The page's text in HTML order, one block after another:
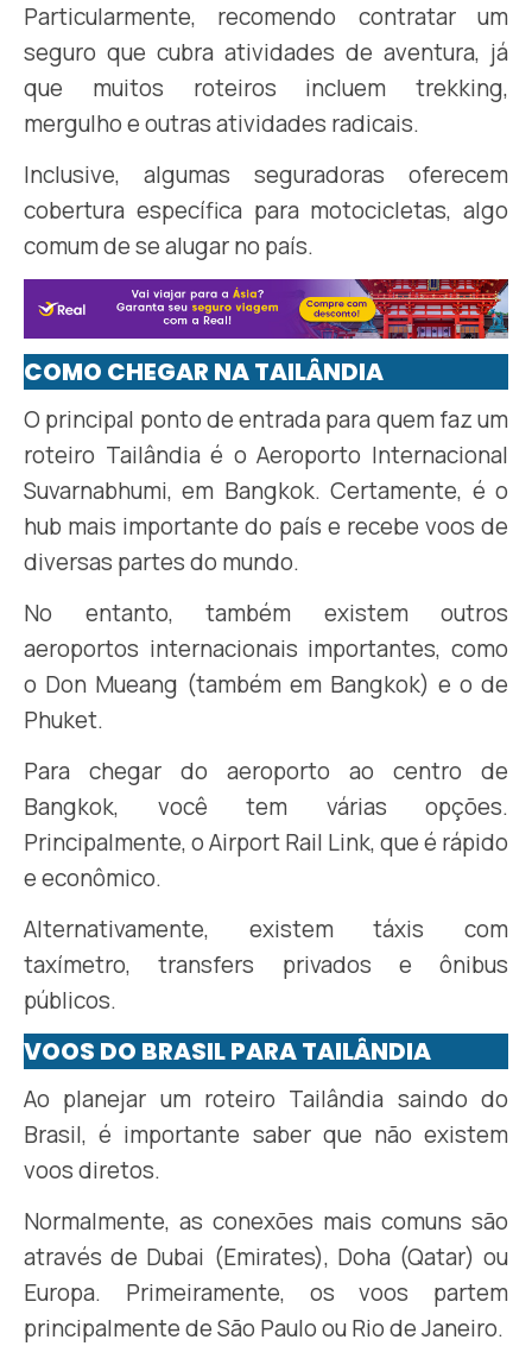
Particularmente, recomendo contratar um
seguro que cubra atividades de aventura, já
que muitos roteiros incluem trekking,
mergulho e outras atividades radicais.
Inclusive, algumas seguradoras oferecem
cobertura específica para motocicletas, algo
comum de se alugar no país.
COMO CHEGAR NA TAILÂNDIA
O principal ponto de entrada para quem faz um
roteiro Tailândia é o Aeroporto Internacional
Suvarnabhumi, em Bangkok. Certamente, é o
hub mais importante do país e recebe voos de
diversas partes do mundo.
No entanto, também existem outros
aeroportos internacionais importantes, como
o Don Mueang (também em Bangkok) e o de
Phuket.
Para chegar do aeroporto ao centro de
Bangkok, você tem várias opções.
Principalmente, o Airport Rail Link, que é rápido
e econômico.
Alternativamente, existem táxis com
taxímetro, transfers privados e ônibus
públicos.
VOOS DO BRASIL PARA TAILÂNDIA
Ao planejar um roteiro Tailândia saindo do
Brasil, é importante saber que não existem
voos diretos.
Normalmente, as conexões mais comuns são
através de Dubai (Emirates), Doha (Qatar) ou
Europa. Primeiramente, os voos partem
principalmente de São Paulo ou Rio de Janeiro.